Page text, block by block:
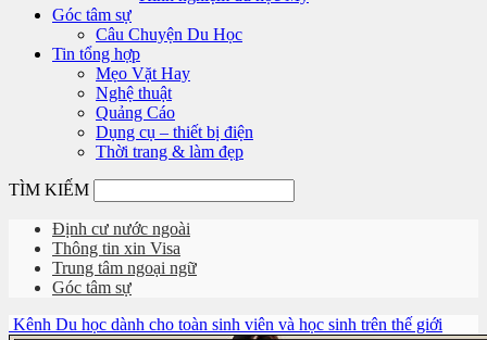
Góc tâm sự
Câu Chuyện Du Học
Tin tổng hợp
Mẹo Vặt Hay
Nghệ thuật
Quảng Cáo
Dụng cụ – thiết bị điện
Thời trang & làm đẹp
TÌM KIẾM
Định cư nước ngoài
Thông tin xin Visa
Trung tâm ngoại ngữ
Góc tâm sự
Kênh Du học dành cho toàn sinh viên và học sinh trên thế giới